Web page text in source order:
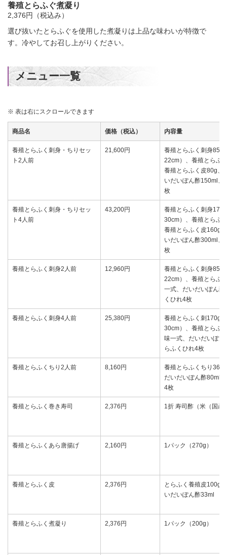
養殖とらふぐ煮凝り
2,376円（税込み）
選び抜いたとらふぐを使用した煮凝りは上品な味わいが特徴で
す。冷やしてお召し上がりください。
メニュー一覧
※ 表は右にスクロールできます
商品名 価格（税込） 内容量
養殖とらふく刺身・ちりセッ
ト2人前
21,600円
養殖とらふく刺身85g
22cm）、養殖とらふ
養殖とらふく皮80g、
いだいぽん酢150ml、
枚
養殖とらふく刺身・ちりセッ
ト4人前
43,200円
養殖とらふく刺身
30cm）、養殖とらふ
養殖とらふく皮160g
いだいぽん酢300ml、
枚
養殖とらふく刺身2人前 12,960円
養殖とらふく刺身85g
22cm）、養殖とらふ
一式、だいだいぽん酢
くひれ4枚
養殖とらふく刺身4人前 25,380円
養殖とらふく刺170g
30cm）、養殖とらふ
味一式、だいだいぽ
らふくひれ4枚
養殖とらふくちり2人前 8,160円
養殖とらふくちり
だいだいぽん酢80ml
4枚
養殖とらふく巻き寿司 2,376円 1折 寿司酢（米（国産
養殖とらふくあら唐揚げ 2,160円 1パック（270g）
養殖とらふく皮 2,376円
とらふく養殖皮100g
いだいぽん酢33ml
養殖とらふく煮凝り 2,376円 1パック（200g）